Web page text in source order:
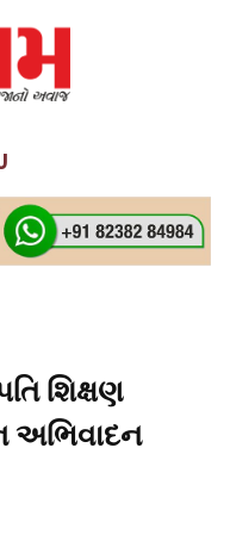
શિક્ષણ
અભિવાદન